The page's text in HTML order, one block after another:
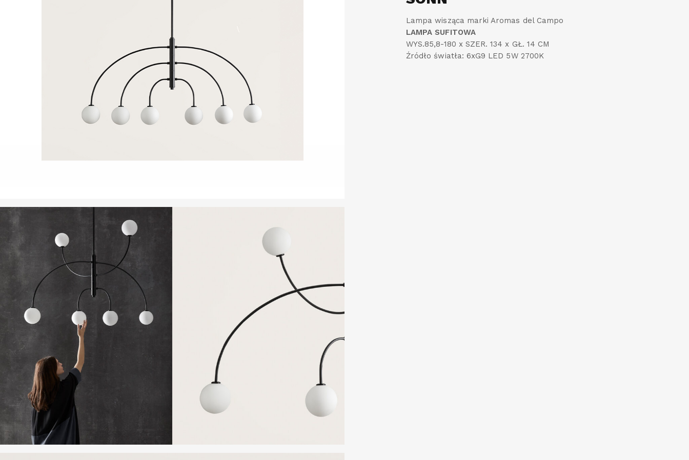
Lampa wisząca marki Aromas del Campo
LAMPA SUFITOWA
WYS.85,8-180 x SZER. 134 x GŁ. 14 CM
Źródło światła: 6xG9 LED 5W 2700K